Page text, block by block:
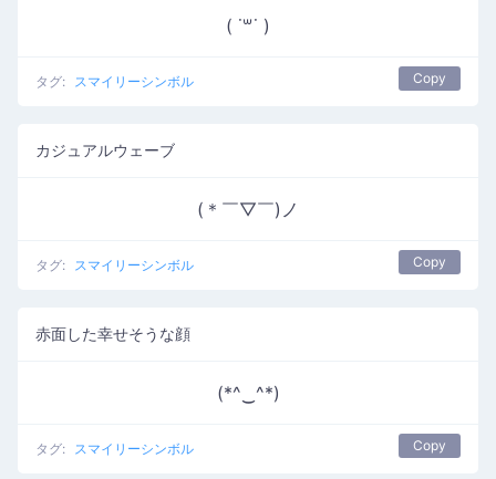
( ˙꒳​˙ )
タグ: スマイリーシンボル Copy
カジュアルウェーブ
(＊￣▽￣)ノ
タグ: スマイリーシンボル Copy
赤面した幸せそうな顔
(*^‿^*)
タグ: スマイリーシンボル Copy